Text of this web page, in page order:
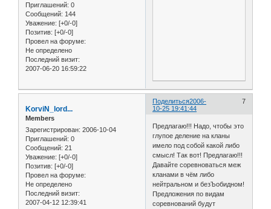
Приглашений: 0
Сообщений: 144
Уважение: [+0/-0]
Позитив: [+0/-0]
Провел на форуме:
Не определено
Последний визит:
2007-06-20 16:59:22
Поделиться 7
2006-
10-25 19:41:44
KorviN_lord...
Members
Зарегистрирован: 2006-10-04
Приглашений: 0
Сообщений: 21
Уважение: [+0/-0]
Позитив: [+0/-0]
Провел на форуме:
Не определено
Последний визит:
2007-04-12 12:39:41
Предлагаю!!! Надо, чтобы это
глупое деление на кланы
имело под собой какой либо
смысл! Так вот! Предлагаю!!!
Давайте соревноваться меж
кланами в чём либо
нейтральном и безЪобидном!
Предложения по видам
соревнований будут